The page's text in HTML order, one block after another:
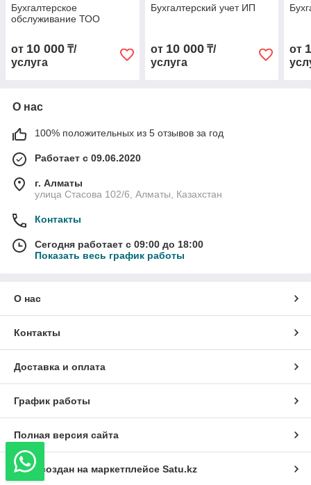
Бухгалтерское
обслуживание ТОО
от 10 000 ₸/
услуга
Бухгалтерский учет ИП
от 10 000₸/
услуга
от
О нас
100% положительных из 5 отзывов за год
Работает с 09.06.2020
г. Алматы
улица Стасова 102/6, Алматы, Казахстан
Контакты
Сегодня работает с 09:00 до 18:00
Показать весь график работы
О нас
Контакты
Доставка и оплата
График работы
Полная версия сайта
Сайт создан на маркетплейсе Satu.kz